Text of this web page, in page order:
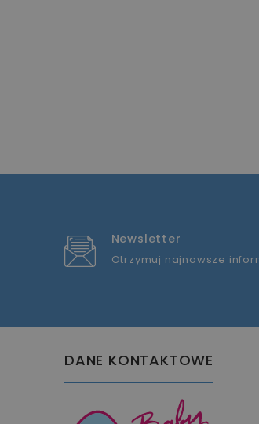
Newsletter
Otrzymuj najnowsze
DANE KONTAKTOWE